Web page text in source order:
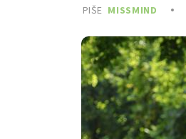
PIŠE MISSMIND